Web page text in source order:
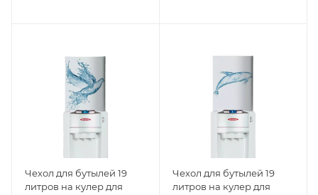
Чехол для бутылей 19
литров на кулер для
Чехол для бутылей 19
литров на кулер для